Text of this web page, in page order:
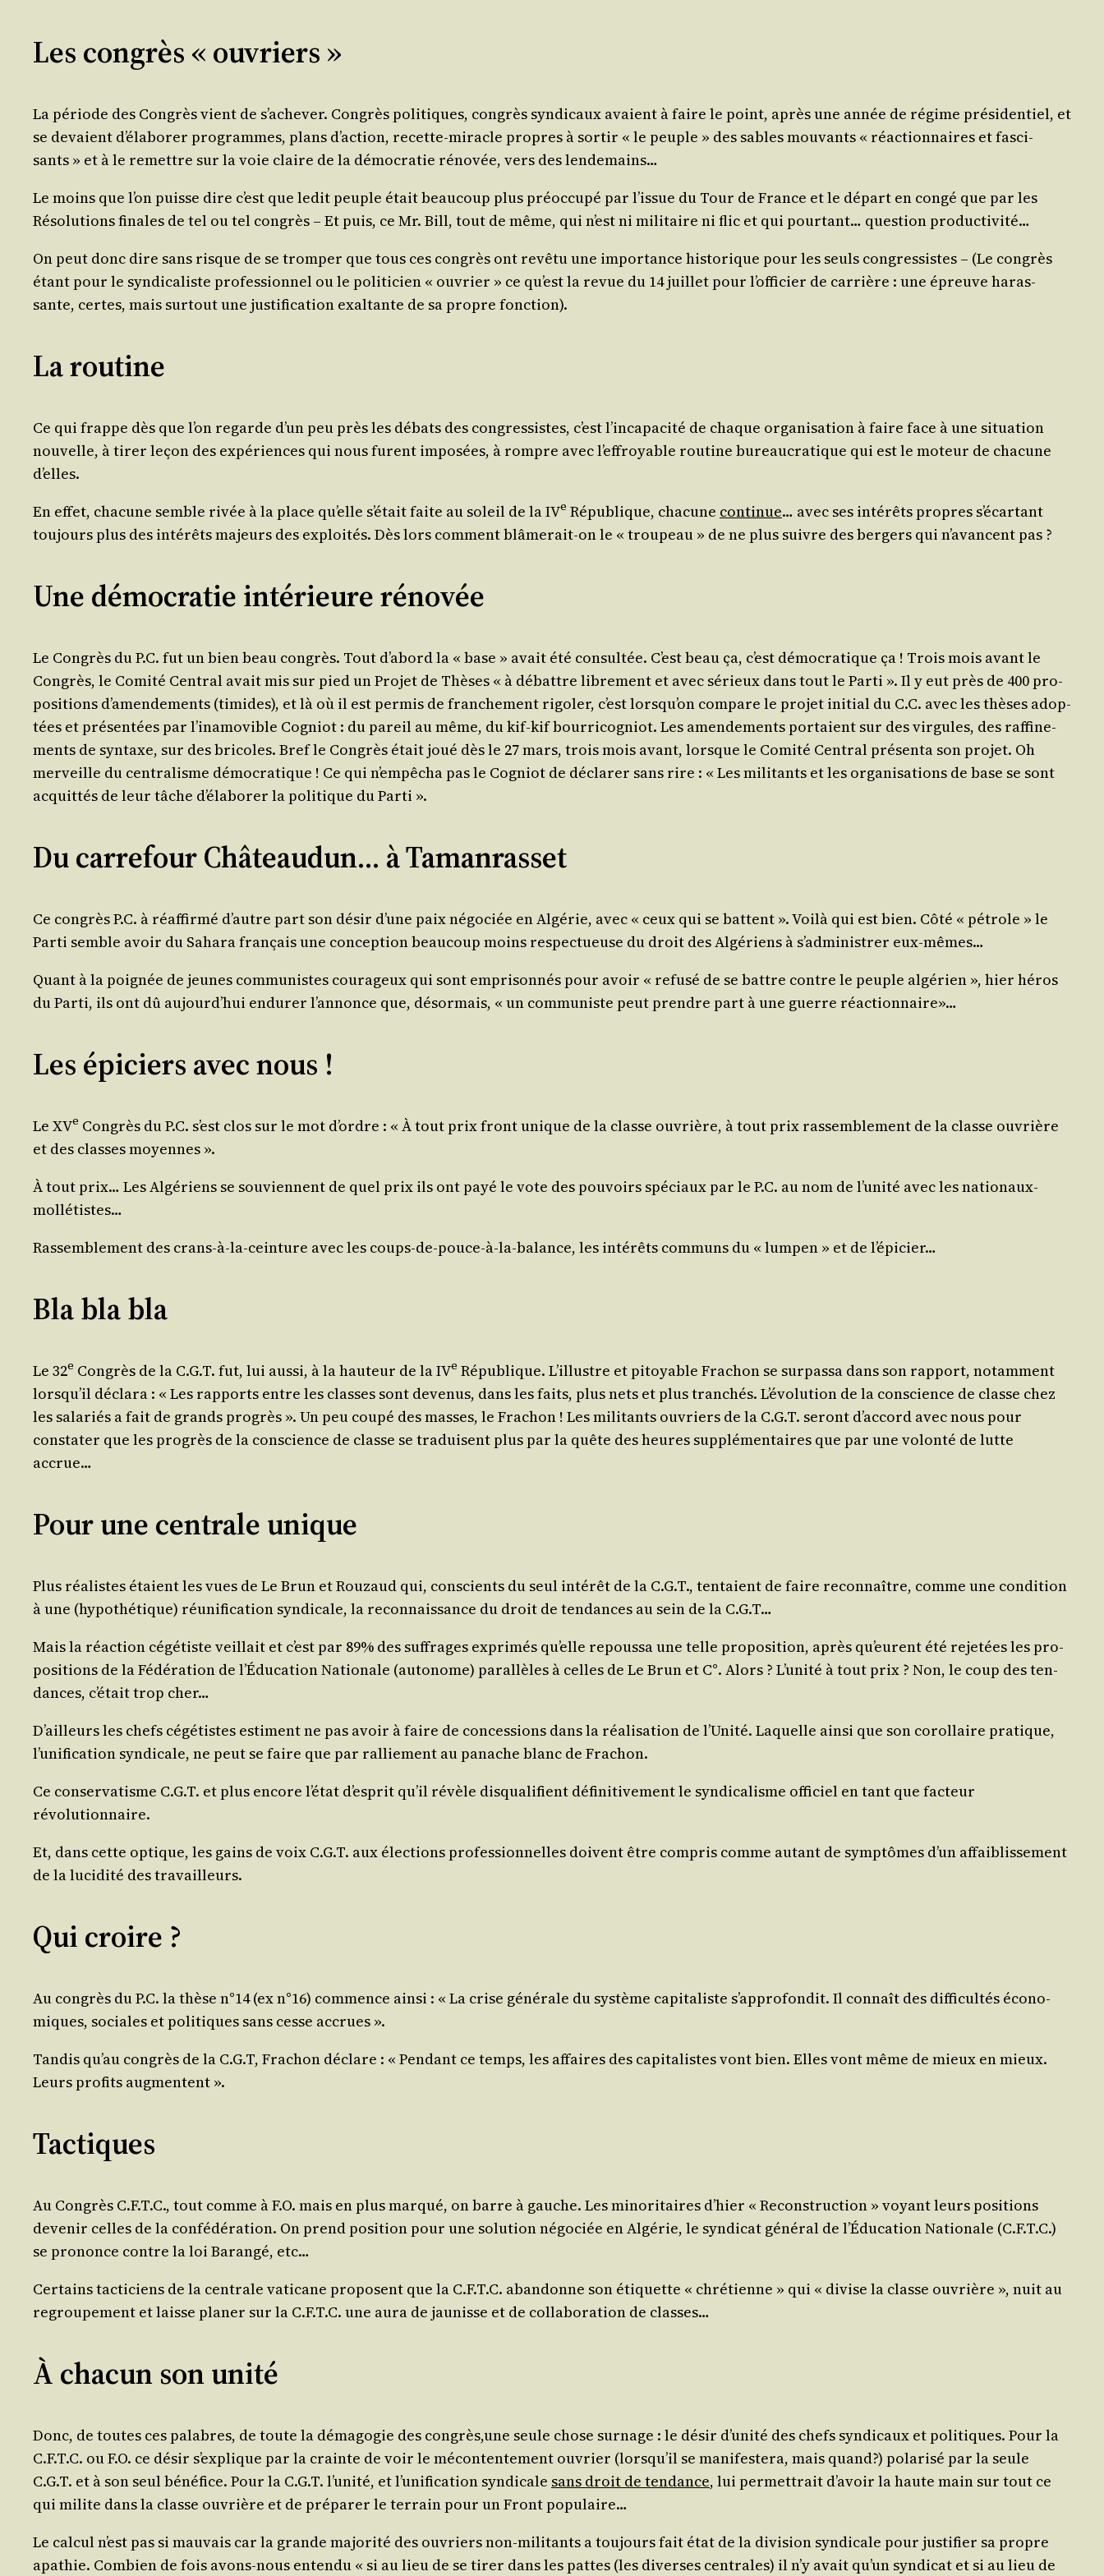
Les congrès « ouvriers »
La période des Congrès vient de s’a­che­ver. Congrès poli­tiques, congrès syn­di­caux avaient à faire le point, après une année de régime pré­si­den­tiel, et
se devaient d’é­la­bo­rer pro­grammes, plans d’ac­tion, recette-miracle propres à sor­tir « le peuple » des sables mou­vants « réac­tion­naires et fas­ci­
sants » et à le remettre sur la voie claire de la démo­cra­tie réno­vée, vers des lendemains…
Le moins que l’on puisse dire c’est que ledit peuple était beau­coup plus pré­oc­cu­pé par l’is­sue du Tour de France et le départ en congé que par les
Réso­lu­tions finales de tel ou tel congrès – Et puis, ce Mr. Bill, tout de même, qui n’est ni mili­taire ni flic et qui pour­tant… ques­tion productivité…
On peut donc dire sans risque de se trom­per que tous ces congrès ont revê­tu une impor­tance his­to­rique pour les seuls congres­sistes – (Le congrès
étant pour le syn­di­ca­liste pro­fes­sion­nel ou le poli­ti­cien « ouvrier » ce qu’est la revue du 14 juillet pour l’of­fi­cier de car­rière : une épreuve haras­
sante, certes, mais sur­tout une jus­ti­fi­ca­tion exal­tante de sa propre fonction).
La routine
Ce qui frappe dès que l’on regarde d’un peu près les débats des congres­sistes, c’est l’in­ca­pa­ci­té de chaque orga­ni­sa­tion à faire face à une situa­tion
nou­velle, à tirer leçon des expé­riences qui nous furent impo­sées, à rompre avec l’ef­froyable rou­tine bureau­cra­tique qui est le moteur de cha­cune
d’elles.
En effet, cha­cune semble rivée à la place qu’elle s’é­tait faite au soleil de la IVe Répu­blique, cha­cune conti­nue… avec ses inté­rêts propres s’é­car­tant
tou­jours plus des inté­rêts majeurs des exploi­tés. Dès lors com­ment blâ­me­rait-on le « trou­peau » de ne plus suivre des ber­gers qui n’a­vancent pas ?
Une démocratie intérieure rénovée
Le Congrès du P.C. fut un bien beau congrès. Tout d’a­bord la « base » avait été consul­tée. C’est beau ça, c’est démo­cra­tique ça ! Trois mois avant le
Congrès, le Comi­té Cen­tral avait mis sur pied un Pro­jet de Thèses « à débattre libre­ment et avec sérieux dans tout le Par­ti ». Il y eut près de 400 pro­
po­si­tions d’a­men­de­ments (timides), et là où il est per­mis de fran­che­ment rigo­ler, c’est lors­qu’on com­pare le pro­jet ini­tial du C.C. avec les thèses adop­
tées et pré­sen­tées par l’i­na­mo­vible Cogniot : du pareil au même, du kif-kif bour­ri­co­gniot. Les amen­de­ments por­taient sur des vir­gules, des raf­fi­ne­
ments de syn­taxe, sur des bri­coles. Bref le Congrès était joué dès le 27 mars, trois mois avant, lorsque le Comi­té Cen­tral pré­sen­ta son pro­jet. Oh
mer­veille du cen­tra­lisme démo­cra­tique ! Ce qui n’empêcha pas le Cogniot de décla­rer sans rire : « Les mili­tants et les orga­ni­sa­tions de base se sont
acquit­tés de leur tâche d’é­la­bo­rer la poli­tique du Parti ».
Du carrefour Châteaudun… à Tamanrasset
Ce congrès P.C. à réaf­fir­mé d’autre part son désir d’une paix négo­ciée en Algé­rie, avec « ceux qui se battent ». Voi­là qui est bien. Côté « pétrole » le
Par­ti semble avoir du Saha­ra fran­çais une concep­tion beau­coup moins res­pec­tueuse du droit des Algé­riens à s’ad­mi­nis­trer eux-mêmes…
Quant à la poi­gnée de jeunes com­mu­nistes cou­ra­geux qui sont empri­son­nés pour avoir « refu­sé de se battre contre le peuple algé­rien », hier héros
du Par­ti, ils ont dû aujourd’­hui endu­rer l’an­nonce que, désor­mais, « un com­mu­niste peut prendre part à une guerre réactionnaire»…
Les épiciers avec nous !
Le XVe Congrès du P.C. s’est clos sur le mot d’ordre : « À tout prix front unique de la classe ouvrière, à tout prix ras­sem­ble­ment de la classe ouvrière
et des classes moyennes ».
À tout prix… Les Algé­riens se sou­viennent de quel prix ils ont payé le vote des pou­voirs spé­ciaux par le P.C. au nom de l’u­ni­té avec les nationaux-
mollétistes…
Ras­sem­ble­ment des crans-à-la-cein­ture avec les coups-de-pouce-à-la-balance, les inté­rêts com­muns du « lum­pen » et de l’épicier…
Bla bla bla
Le 32e Congrès de la C.G.T. fut, lui aus­si, à la hau­teur de la IVe Répu­blique. L’illustre et pitoyable Fra­chon se sur­pas­sa dans son rap­port, notam­ment
lors­qu’il décla­ra : « Les rap­ports entre les classes sont deve­nus, dans les faits, plus nets et plus tran­chés. L’é­vo­lu­tion de la conscience de classe chez
les sala­riés a fait de grands pro­grès ». Un peu cou­pé des masses, le Fra­chon ! Les mili­tants ouvriers de la C.G.T. seront d’ac­cord avec nous pour
consta­ter que les pro­grès de la conscience de classe se tra­duisent plus par la quête des heures sup­plé­men­taires que par une volon­té de lutte
accrue…
Pour une centrale unique
Plus réa­listes étaient les vues de Le Brun et Rou­zaud qui, conscients du seul inté­rêt de la C.G.T., ten­taient de faire recon­naître, comme une condi­tion
à une (hypo­thé­tique) réuni­fi­ca­tion syn­di­cale, la recon­nais­sance du droit de ten­dances au sein de la C.G.T…
Mais la réac­tion cégé­tiste veillait et c’est par 89% des suf­frages expri­més qu’elle repous­sa une telle pro­po­si­tion, après qu’eurent été reje­tées les pro­
po­si­tions de la Fédé­ra­tion de l’É­du­ca­tion Natio­nale (auto­nome) paral­lèles à celles de Le Brun et C°. Alors ? L’u­ni­té à tout prix ? Non, le coup des ten­
dances, c’é­tait trop cher…
D’ailleurs les chefs cégé­tistes estiment ne pas avoir à faire de conces­sions dans la réa­li­sa­tion de l’U­ni­té. Laquelle ain­si que son corol­laire pra­tique,
l’u­ni­fi­ca­tion syn­di­cale, ne peut se faire que par ral­lie­ment au panache blanc de Frachon.
Ce conser­va­tisme C.G.T. et plus encore l’é­tat d’es­prit qu’il révèle dis­qua­li­fient défi­ni­ti­ve­ment le syn­di­ca­lisme offi­ciel en tant que fac­teur
révolutionnaire.
Et, dans cette optique, les gains de voix C.G.T. aux élec­tions pro­fes­sion­nelles doivent être com­pris comme autant de symp­tômes d’un affai­blis­se­ment
de la luci­di­té des travailleurs.
Qui croire ?
Au congrès du P.C. la thèse n°14 (ex n°16) com­mence ain­si : « La crise géné­rale du sys­tème capi­ta­liste s’ap­pro­fon­dit. Il connaît des dif­fi­cul­tés éco­no­
miques, sociales et poli­tiques sans cesse accrues ».
Tan­dis qu’au congrès de la C.G.T, Fra­chon déclare : « Pen­dant ce temps, les affaires des capi­ta­listes vont bien. Elles vont même de mieux en mieux.
Leurs pro­fits augmentent ».
Tactiques
Au Congrès C.F.T.C., tout comme à F.O. mais en plus mar­qué, on barre à gauche. Les mino­ri­taires d’hier « Recons­truc­tion » voyant leurs posi­tions
deve­nir celles de la confé­dé­ra­tion. On prend posi­tion pour une solu­tion négo­ciée en Algé­rie, le syn­di­cat géné­ral de l’É­du­ca­tion Natio­nale (C.F.T.C.)
se pro­nonce contre la loi Baran­gé, etc…
Cer­tains tac­ti­ciens de la cen­trale vati­cane pro­posent que la C.F.T.C. aban­donne son éti­quette « chré­tienne » qui « divise la classe ouvrière », nuit au
regrou­pe­ment et laisse pla­ner sur la C.F.T.C. une aura de jau­nisse et de col­la­bo­ra­tion de classes…
À chacun son unité
Donc, de toutes ces palabres, de toute la déma­go­gie des congrès,une seule chose sur­nage : le désir d’u­ni­té des chefs syn­di­caux et poli­tiques. Pour la
C.F.T.C. ou F.O. ce désir s’ex­plique par la crainte de voir le mécon­ten­te­ment ouvrier (lors­qu’il se mani­fes­te­ra, mais quand?) pola­ri­sé par la seule
C.G.T. et à son seul béné­fice. Pour la C.G.T. l’u­ni­té, et l’u­ni­fi­ca­tion syn­di­cale sans droit de ten­dance, lui per­met­trait d’a­voir la haute main sur tout ce
qui milite dans la classe ouvrière et de pré­pa­rer le ter­rain pour un Front populaire…
Le cal­cul n’est pas si mau­vais car la grande majo­ri­té des ouvriers non-mili­tants a tou­jours fait état de la divi­sion syn­di­cale pour jus­ti­fier sa propre
apa­thie. Com­bien de fois avons-nous enten­du « si au lieu de se tirer dans les pattes (les diverses cen­trales) il n’y avait qu’un syn­di­cat et si au lieu de